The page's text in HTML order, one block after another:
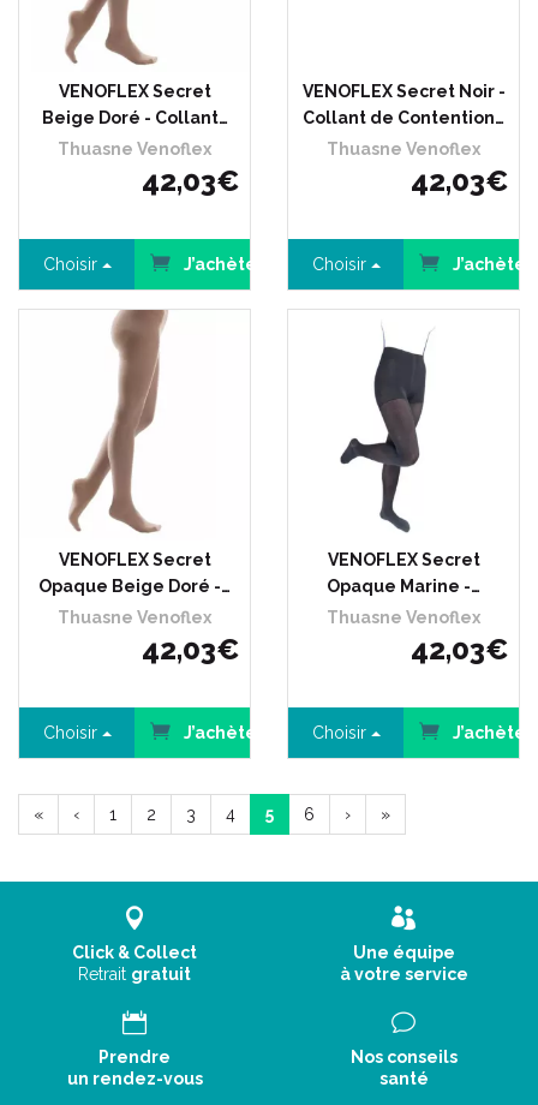
VENOFLEX Secret
Beige Doré - Collant…
Thuasne Venoflex
42,03€
Choisir J’achète
VENOFLEX Secret Noir -
Collant de Contention…
Thuasne Venoflex
42,03€
Choisir J’achète
VENOFLEX Secret
Opaque Beige Doré -…
Thuasne Venoflex
42,03€
Choisir J’achète
VENOFLEX Secret
Opaque Marine -…
Thuasne Venoflex
42,03€
Choisir J’achète
« ‹ 1 2 3 4 5 6 › »
Click & Collect
Retrait gratuit
Une équipe
à votre service
Prendre
un rendez-vous
Nos conseils
santé